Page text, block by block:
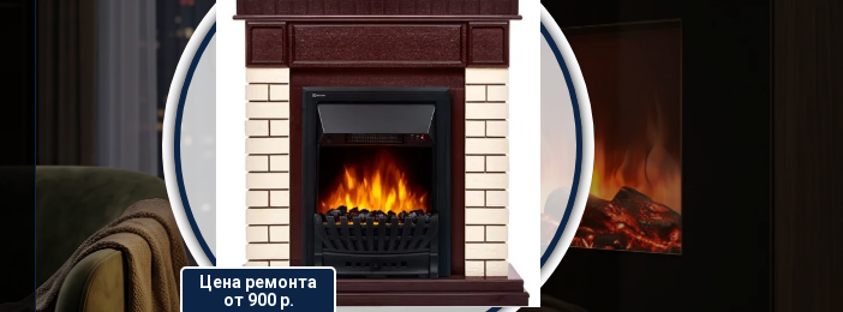
Цена ремонта
от 900 р.